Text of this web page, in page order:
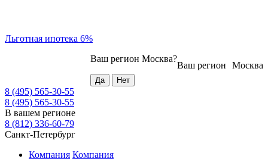
Льготная ипотека 6%
Москва
Ваш регион
Ваш регион Москва?
8 (495) 565-30-55
8 (495) 565-30-55
В вашем регионе
8 (812) 336-60-79
Санкт-Петербург
Компания Компания